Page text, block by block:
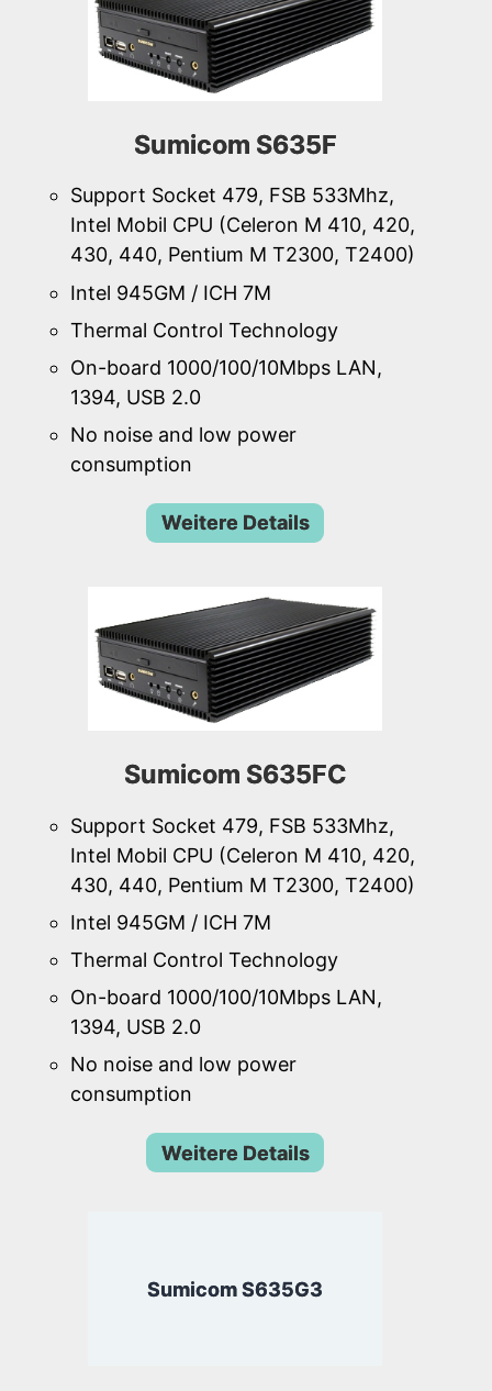
Sumicom S635F
Support Socket 479, FSB 533Mhz,
Intel Mobil CPU (Celeron M 410, 420,
430, 440, Pentium M T2300, T2400)
Intel 945GM / ICH 7M
Thermal Control Technology
On-board 1000/100/10Mbps LAN,
1394, USB 2.0
No noise and low power
consumption
Weitere Details
Sumicom S635FC
Support Socket 479, FSB 533Mhz,
Intel Mobil CPU (Celeron M 410, 420,
430, 440, Pentium M T2300, T2400)
Intel 945GM / ICH 7M
Thermal Control Technology
On-board 1000/100/10Mbps LAN,
1394, USB 2.0
No noise and low power
consumption
Weitere Details
Sumicom S635G3